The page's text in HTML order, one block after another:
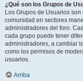
¿Qué son los Grupos de
Los Grupos de Usuarios
comunidad en sectores
administradores del foro.
cada grupo puede tener
administradores, a cambiar
como los permisos de
usuarios.
Arriba